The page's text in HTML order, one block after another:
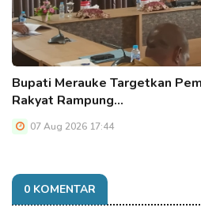
Bupati Merauke Targetkan
Rakyat Rampung…
07 Aug 2026 17:44
0 KOMENTAR